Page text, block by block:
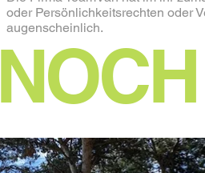
oder Persönlichkeitsrechten oder
augenscheinlich.